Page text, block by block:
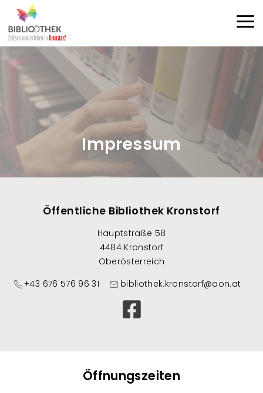
Impressum
Öffentliche Bibliothek Kronstorf
Hauptstraße 58
4484 Kronstorf
Oberösterreich
+43 676 576 96 31
bibliothek.kronstorf@aon.at
Öffnungszeiten